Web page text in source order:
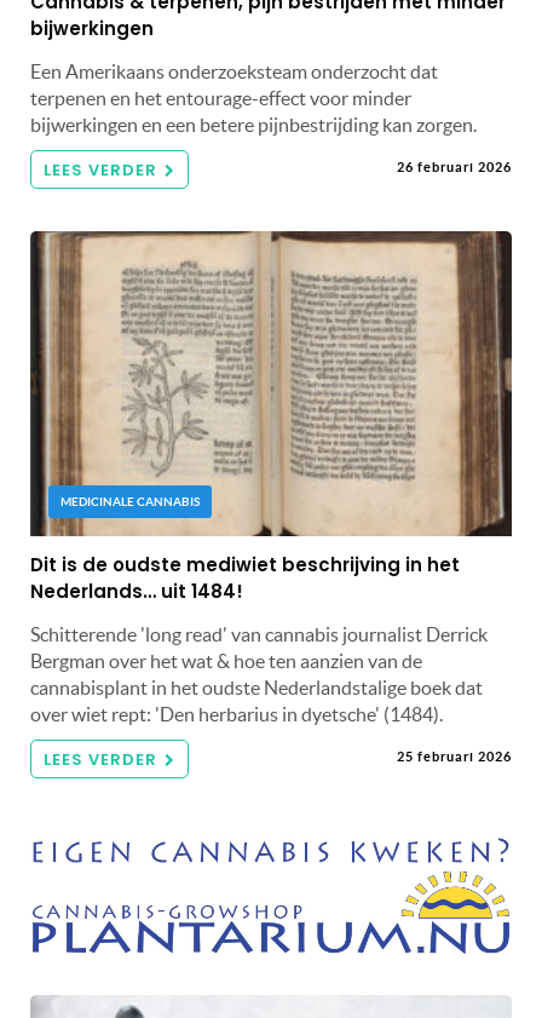
bijwerkingen
Een Amerikaans onderzoeksteam onderzocht dat
terpenen en het entourage-effect voor minder
bijwerkingen en een betere pijnbestrijding kan zorgen.
LEES VERDER 26 februari 2026
MEDICINALE CANNABIS
Dit is de oudste mediwiet beschrijving in het
Nederlands… uit 1484!
Schitterende 'long read' van cannabis journalist Derrick
Bergman over het wat & hoe ten aanzien van de
cannabisplant in het oudste Nederlandstalige boek dat
over wiet rept: 'Den herbarius in dyetsche' (1484).
LEES VERDER 25 februari 2026